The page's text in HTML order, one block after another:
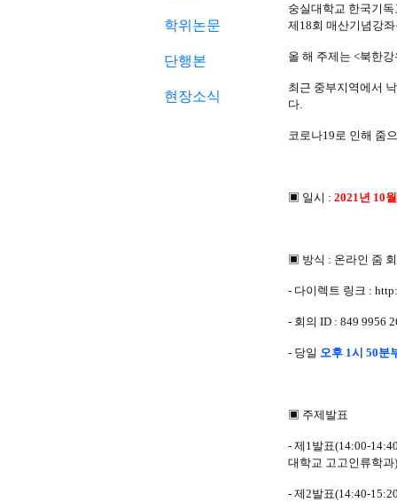
학위논문
단행본
현장소식
숭실대학교 한국기
제18회 매산기념강
올 해 주제는 <북한
최근 중부지역에서
다.
코로나19로 인해 줌
▣ 일시 : 2021년 10
▣ 방식 : 온라인 줌
- 다이렉트 링크 :
- 회의 ID : 849 9956
- 당일 오후 1시 50분
▣ 주제발표
- 제1발표(14:00-
대학교 고고인류학과)
- 제2발표(14:40-